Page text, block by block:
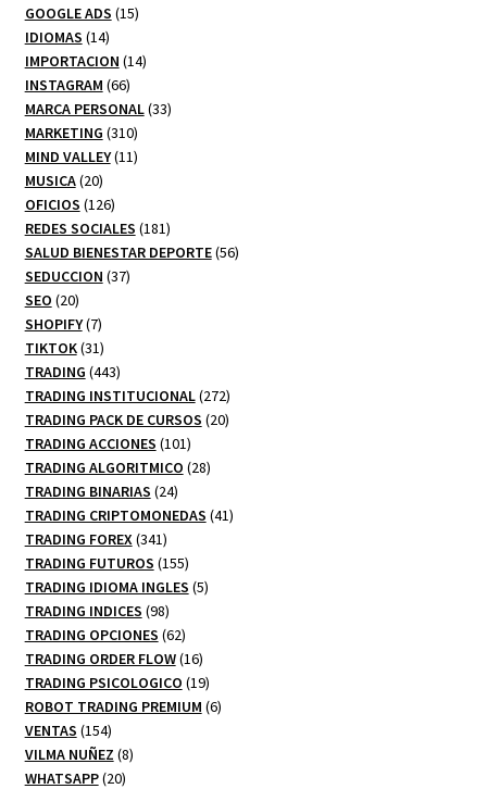
productos
GOOGLE ADS 1515
IDIOMAS 1414
productos
IMPORTACION 1414
INSTAGRAM 6666
productos
MARCA PERSONAL 3333
MARKETING 310310
productos
MIND VALLEY 1111
MUSICA 2020
productos
OFICIOS 126126
productos
REDES SOCIALES 181181
productos
SALUD BIENESTAR DEPORTE 5656
SEDUCCION 3737
SEO 2020
productos
SHOPIFY 77
productos
TIKTOK 3131
productos
TRADING 443443
productos
TRADING INSTITUCIONAL 272272
productos
TRADING PACK DE CURSOS 2020
TRADING ACCIONES 101101
productos
TRADING ALGORITMICO 2828
TRADING BINARIAS 2424
productos
TRADING CRIPTOMONEDAS 4141
TRADING FOREX 341341
productos
TRADING FUTUROS 155155
productos
TRADING IDIOMA INGLES 55
TRADING INDICES 9898
productos
TRADING OPCIONES 6262
productos
TRADING ORDER FLOW 1616
productos
TRADING PSICOLOGICO 1919
productos
ROBOT TRADING PREMIUM 66
VENTAS 154154
productos
VILMA NUÑEZ 88
WHATSAPP 2020